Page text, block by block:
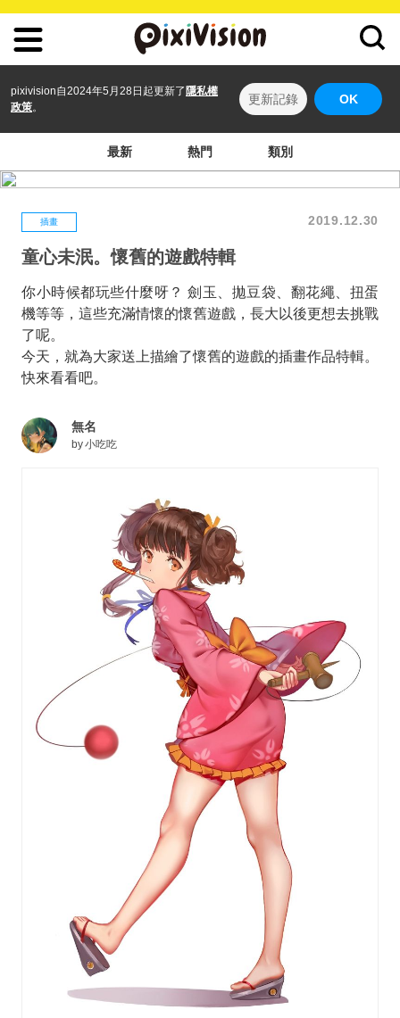
pixivision自2024年5月28日起更新了 隱私權
政策。
更新記錄 OK
最新 熱門 類別
插畫 2019.12.30
童心未泯。懷舊的遊戲特輯
你小時候都玩些什麼呀？ 劍玉、拋豆袋、翻花繩、扭蛋
機等等，這些充滿情懷的懷舊遊戲，長大以後更想去挑戰
了呢。
今天，就為大家送上描繪了懷舊的遊戲的插畫作品特輯。
快來看看吧。
無名
by小吃吃